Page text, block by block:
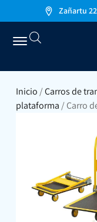
Zañartu
Inicio/Carros de
plataforma/ Carro